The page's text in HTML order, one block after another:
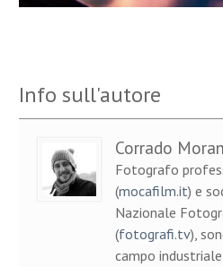
Info sull'autore
Corrado
Fotografo
(mocafilm.it) e
Nazionale
(fotografi.tv),
campo